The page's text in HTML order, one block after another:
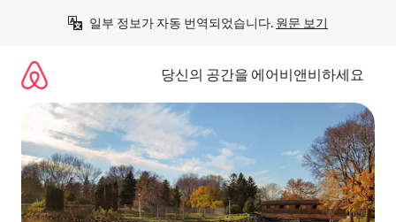
일부 정보가 자동 번역되었습니다. 원문 보기
당신의 공간을 에어비앤비하세요